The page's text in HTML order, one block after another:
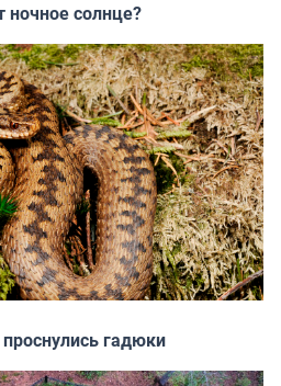
ночное солнце?
гадюки